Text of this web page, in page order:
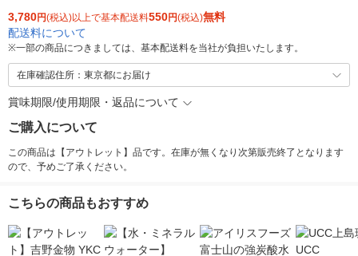
3,780円(税込)以上で基本配送料550円(税込)無料
配送料について
※一部の商品につきましては、基本配送料を当社が負担いたします。
在庫確認住所：東京都にお届け
賞味期限/使用期限・返品について
ご購入について
この商品は【アウトレット】品です。在庫が無くなり次第販売終了となります
ので、予めご了承ください。
こちらの商品もおすすめ